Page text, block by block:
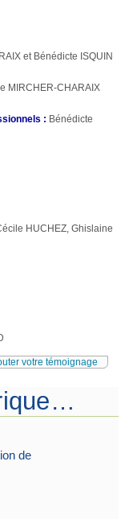
et Bénédicte ISQUIN
MIRCHER-CHARAIX
: Bénédicte
HUCHEZ, Ghislaine
votre témoignage
de